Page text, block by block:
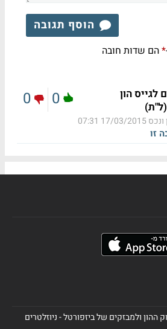
הוסף תגובה
*הם שדות חובה
הון
ונכס17/03/2015 07:31
זו
0
0
ולמבזקים של ביזפורטל - ניוזלטרים